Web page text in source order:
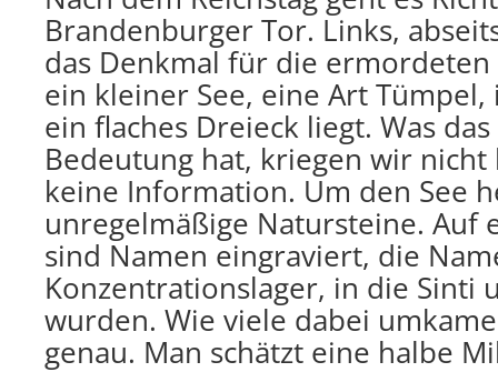
Brandenburger Tor. Links,
das Denkmal für die ermordeten
ein kleiner See, eine Art
ein flaches Dreieck liegt. Was
Bedeutung hat, kriegen wir nicht
keine Information. Um den See
unregelmäßige Natursteine. Auf
sind Namen eingraviert, die
Konzentrationslager, in die Sinti
wurden. Wie viele dabei
genau. Man schätzt eine halbe